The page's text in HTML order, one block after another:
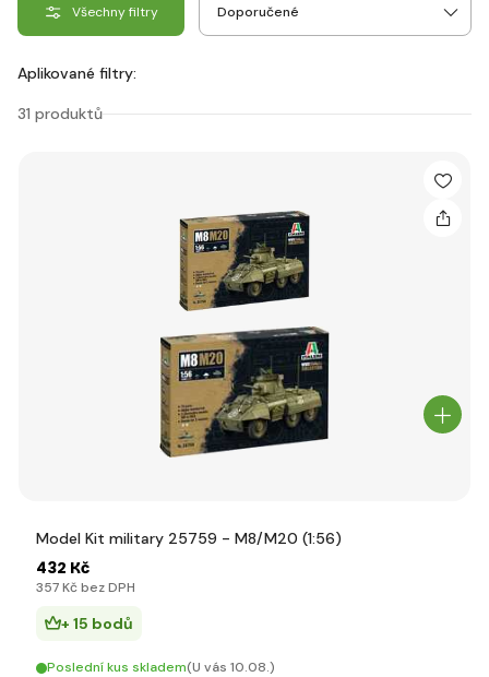
Všechny filtry
Aplikované filtry:
31 produktů
Model Kit military 25759 - M8/M20 (1:56)
432 Kč
357 Kč bez DPH
+ 15 bodů
Poslední kus skladem(U vás 10.08.)